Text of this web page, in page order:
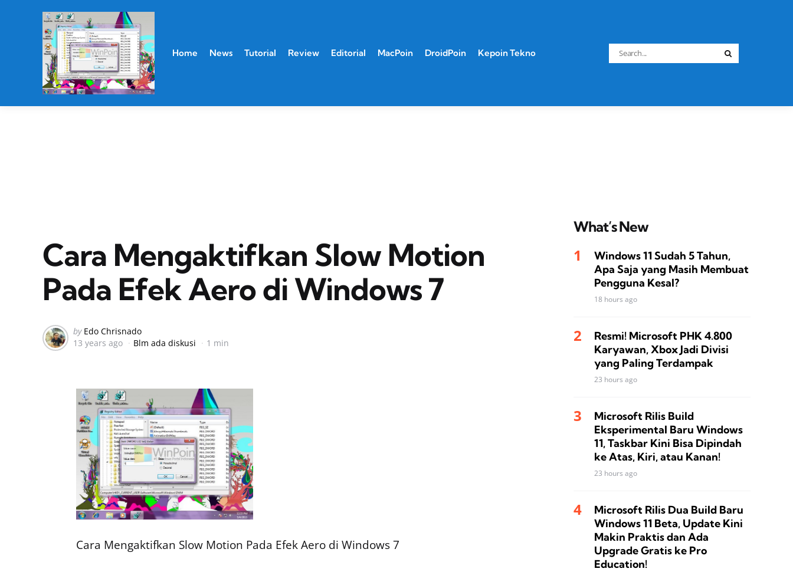
Home News Tutorial Review Editorial MacPoin DroidPoin Kepoin Tekno
Search
for:
Cara Mengaktifkan Slow Motion
Pada Efek Aero di Windows 7
Posted
by
by Edo Chrisnado
13 years ago
Blm ada diskusi 1 min
Cara Mengaktifkan Slow Motion Pada Efek Aero di Windows 7
What’s New
Windows 11 Sudah 5 Tahun,
Apa Saja yang Masih Membuat
Pengguna Kesal?
18 hours ago
Resmi! Microsoft PHK 4.800
Karyawan, Xbox Jadi Divisi
yang Paling Terdampak
23 hours ago
Microsoft Rilis Build
Eksperimental Baru Windows
11, Taskbar Kini Bisa Dipindah
ke Atas, Kiri, atau Kanan!
23 hours ago
Microsoft Rilis Dua Build Baru
Windows 11 Beta, Update Kini
Makin Praktis dan Ada
Upgrade Gratis ke Pro
Education!